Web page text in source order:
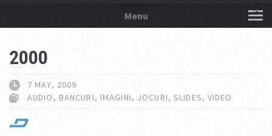
Menu
2000
7 MAY, 2009
AUDIO , BANCURI, IMAGINI, JOCURI,SLIDES,VIDEO